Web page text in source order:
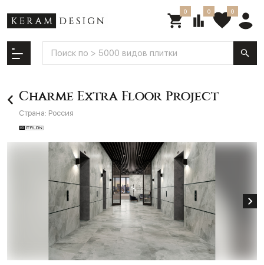
0 0 0
Charme Extra Floor Project
Страна: Россия